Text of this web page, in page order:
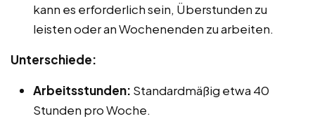
kann es erforderlich sein, Überstunden zu
leisten oder an Wochenenden zu arbeiten.
Unterschiede:
Arbeitsstunden: Standardmäßig etwa 40
Stunden pro Woche.